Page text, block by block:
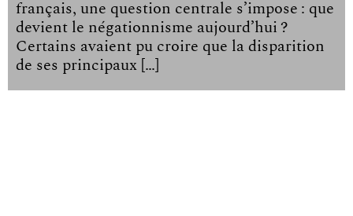
français, une question centrale s’impose : que
devient le négationnisme aujourd’hui ?
Certains avaient pu croire que la disparition
de ses principaux […]